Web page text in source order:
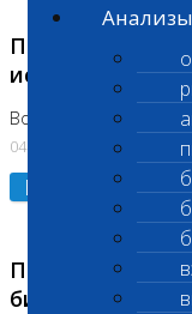
Приостановка
исследований
Во Владыкино
04.08.2026
Подробнее
биохимических